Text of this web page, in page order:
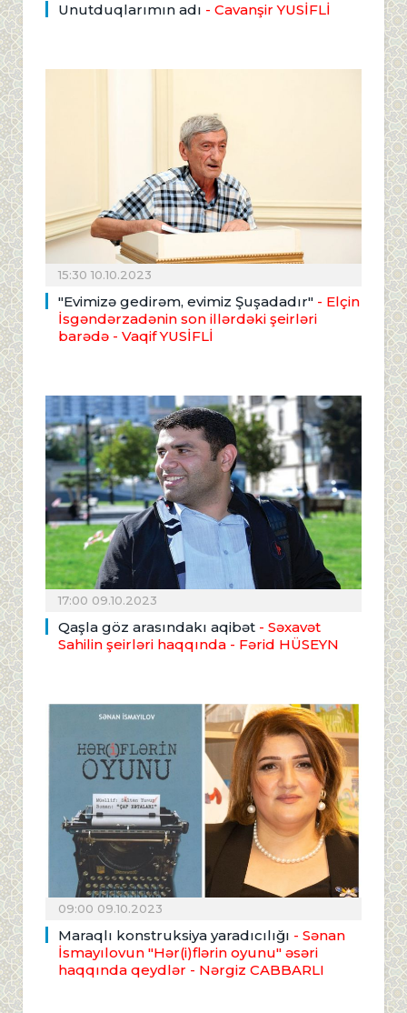
Unutduqlarımın adı - Cavanşir YUSİFLİ
15:30 10.10.2023
"Evimizə gedirəm, evimiz Şuşadadır" - Elçin
İsgəndərzadənin son illərdəki şeirləri
barədə - Vaqif YUSİFLİ
17:00 09.10.2023
Qaşla göz arasındakı aqibət - Səxavət
Sahilin şeirləri haqqında - Fərid HÜSEYN
09:00 09.10.2023
Maraqlı konstruksiya yaradıcılığı - Sənan
İsmayılovun "Hər(i)flərin oyunu" əsəri
haqqında qeydlər - Nərgiz CABBARLI